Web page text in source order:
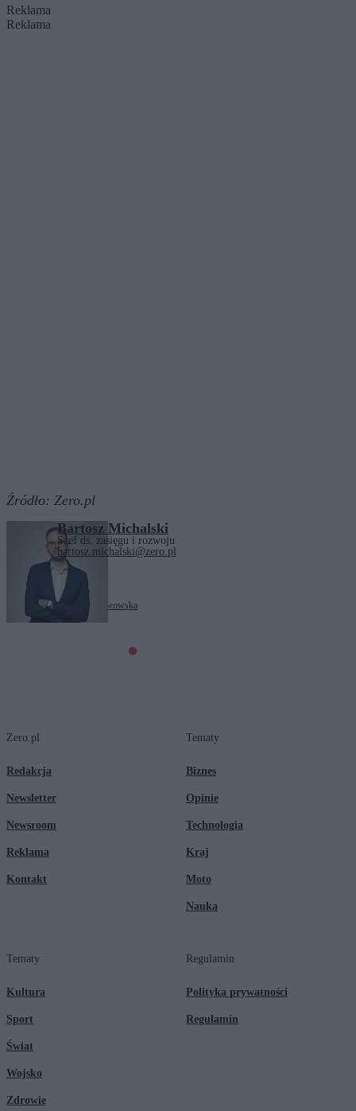
Reklama
Reklama
Źródło: Zero.pl
Bartosz Michalski
Szef ds. zasięgu i rozwoju
bartosz.michalski@zero.pl
Żaneta Cwalina-Śliwowska
Zero.pl
Redakcja
Newsletter
Newsroom
Reklama
Kontakt
Tematy
Biznes
Opinie
Technologia
Kraj
Moto
Nauka
Tematy
Kultura
Sport
Świat
Wojsko
Zdrowie
Regulamin
Polityka prywatności
Regulamin